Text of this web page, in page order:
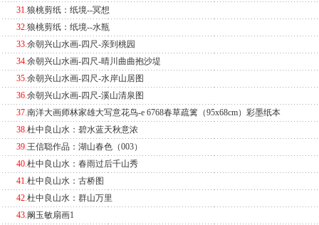
31.狼桃剪纸：纸境--冥想
32.狼桃剪纸：纸境--水瓶
33.余朝兴山水画-四尺-亲到桃园
34.余朝兴山水画-四尺-晴川曲曲抱沙堤
35.余朝兴山水画-四尺-水岸山居图
36.余朝兴山水画-四尺-溪山清泉图
37.南洋大画师林家雄大写意花鸟-e 6768春草疏篱（95x68cm）彩墨纸本
38.杜中良山水：碧水蓝天秋意浓
39.王信聪作品：湖山春色（003）
40.杜中良山水：春雨过后千山秀
41.杜中良山水：古桥图
42.杜中良山水：群山万里
43.阚玉敏扇画1